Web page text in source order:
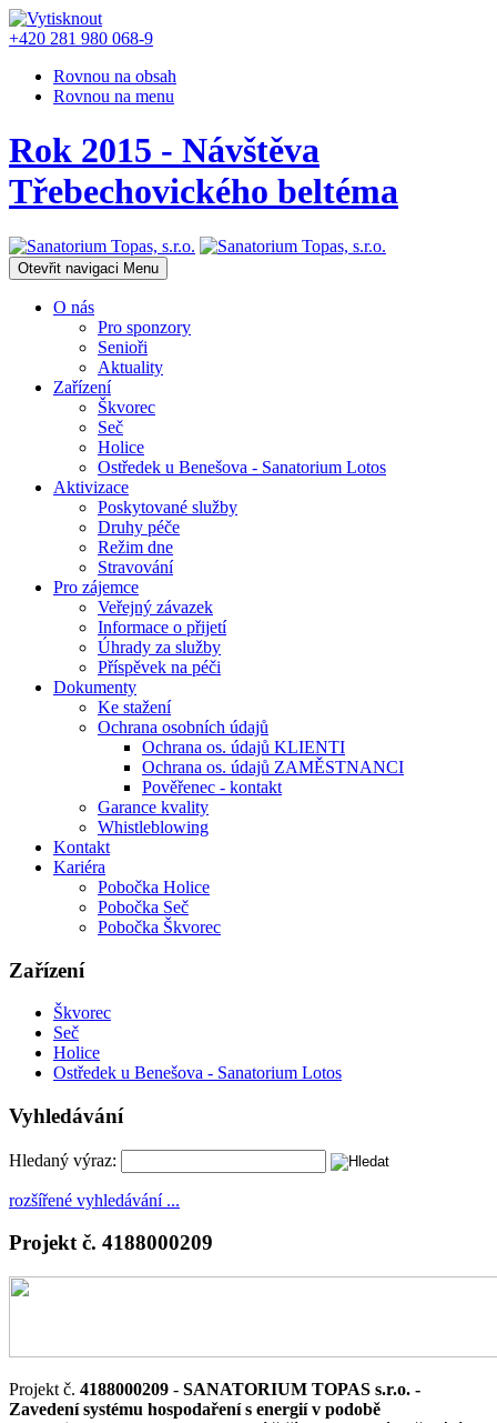
+420 281 980 068-9
Rovnou na obsah
Rovnou na menu
Rok 2015 - Návštěva
Třebechovického beltéma
Otevřit navigaci Menu
O nás
Pro sponzory
Senioři
Aktuality
Zařízení
Škvorec
Seč
Holice
Ostředek u Benešova - Sanatorium Lotos
Aktivizace
Poskytované služby
Druhy péče
Režim dne
Stravování
Pro zájemce
Veřejný závazek
Informace o přijetí
Úhrady za služby
Příspěvek na péči
Dokumenty
Ke stažení
Ochrana osobních údajů
Ochrana os. údajů KLIENTI
Ochrana os. údajů ZAMĚSTNANCI
Pověřenec - kontakt
Garance kvality
Whistleblowing
Kontakt
Kariéra
Pobočka Holice
Pobočka Seč
Pobočka Škvorec
Zařízení
Škvorec
Seč
Holice
Ostředek u Benešova - Sanatorium Lotos
Vyhledávání
Hledaný výraz:
rozšířené vyhledávání ...
Projekt č. 4188000209
Projekt č. 4188000209 - SANATORIUM TOPAS s.r.o. -
Zavedení systému hospodaření s energií v podobě